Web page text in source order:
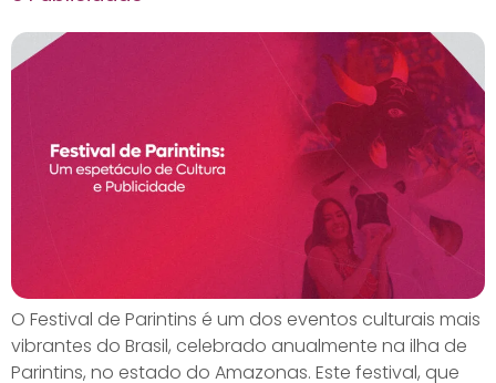
O Festival de Parintins é um dos eventos culturais mais
vibrantes do Brasil, celebrado anualmente na ilha de
Parintins, no estado do Amazonas. Este festival, que